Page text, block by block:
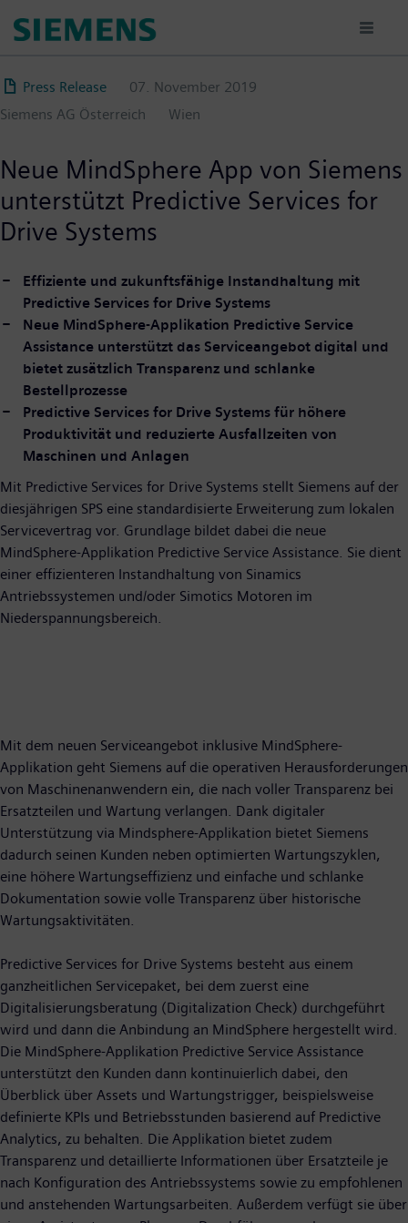
zum
Press Release
07. November 2019
Siemens AG Österreich
Wien
Neue MindSphere App von Siemens
unterstützt Predictive Services for
Drive Systems
Effiziente und zukunftsfähige Instandhaltung mit
Predictive Services for Drive Systems
Neue MindSphere-Applikation Predictive Service
Assistance unterstützt das Serviceangebot digital und
bietet zusätzlich Transparenz und schlanke
Bestellprozesse
Predictive Services for Drive Systems für höhere
Produktivität und reduzierte Ausfallzeiten von
Maschinen und Anlagen
Mit Predictive Services for Drive Systems stellt Siemens auf der
diesjährigen SPS eine standardisierte Erweiterung zum lokalen
Servicevertrag vor. Grundlage bildet dabei die neue
MindSphere-Applikation Predictive Service Assistance. Sie dient
einer effizienteren Instandhaltung von Sinamics
Antriebssystemen und/oder Simotics Motoren im
Niederspannungsbereich.
Mit dem neuen Serviceangebot inklusive MindSphere-
Applikation geht Siemens auf die operativen Herausforderungen
von Maschinenanwendern ein, die nach voller Transparenz bei
Ersatzteilen und Wartung verlangen. Dank digitaler
Unterstützung via Mindsphere-Applikation bietet Siemens
dadurch seinen Kunden neben optimierten Wartungszyklen,
eine höhere Wartungseffizienz und einfache und schlanke
Dokumentation sowie volle Transparenz über historische
Wartungsaktivitäten.
Predictive Services for Drive Systems besteht aus einem
ganzheitlichen Servicepaket, bei dem zuerst eine
Digitalisierungsberatung (Digitalization Check) durchgeführt
wird und dann die Anbindung an MindSphere hergestellt wird.
Die MindSphere-Applikation Predictive Service Assistance
unterstützt den Kunden dann kontinuierlich dabei, den
Überblick über Assets und Wartungstrigger, beispielsweise
definierte KPIs und Betriebsstunden basierend auf Predictive
Analytics, zu behalten. Die Applikation bietet zudem
Transparenz und detaillierte Informationen über Ersatzteile je
nach Konfiguration des Antriebssystems sowie zu empfohlenen
und anstehenden Wartungsarbeiten. Außerdem verfügt sie über